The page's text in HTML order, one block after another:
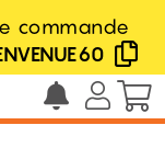
commande
/ Tête de